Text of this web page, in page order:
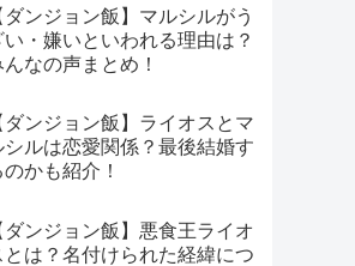
ダンジョン飯】マルシルがう
い・嫌いといわれる理由は？
んなの声まとめ！
ダンジョン飯】ライオスとマ
シルは恋愛関係？最後結婚す
のかも紹介！
ダンジョン飯】悪食王ライオ
とは？名付けられた経緯につ